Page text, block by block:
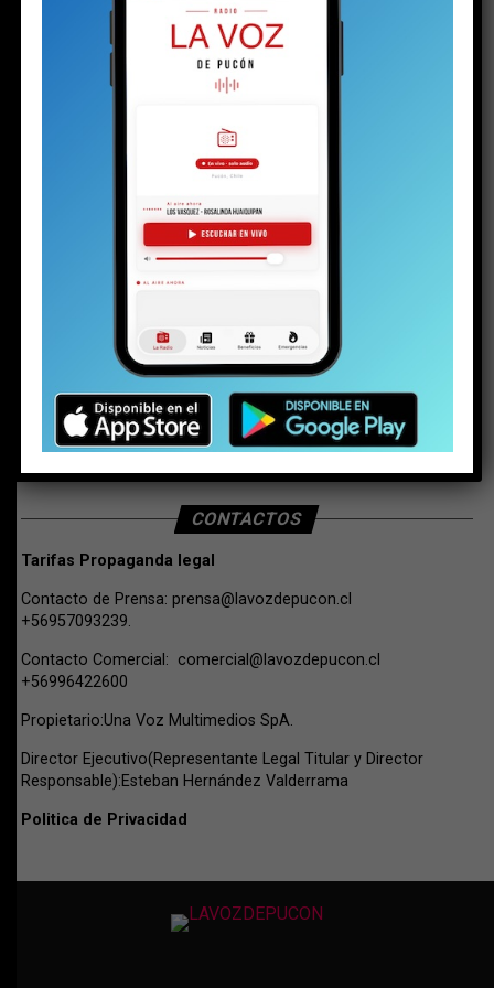
BUSCAR
CONTACTOS
Tarifas Propaganda legal
Contacto de Prensa: prensa@lavozdepucon.cl
+56957093239.
Contacto Comercial: comercial@lavozdepucon.cl
+56996422600
Propietario:Una Voz Multimedios SpA.
Director Ejecutivo(Representante Legal Titular y Director
Responsable):Esteban Hernández Valderrama
Politica de Privacidad